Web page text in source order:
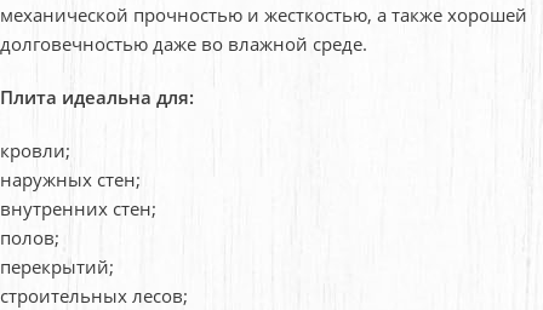
механической прочностью и жесткостью, а также хорошей
долговечностью даже во влажной среде.
Плита идеальна для:
кровли;
наружных стен;
внутренних стен;
полов;
перекрытий;
строительных лесов;